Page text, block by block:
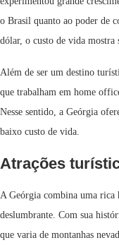
o Brasil quanto ao poder de
dólar, o custo de vida mostra
Além de ser um destino
que trabalham em home
Nesse sentido, a Geórgia
baixo custo de vida.
Atrações
A Geórgia combina uma rica
deslumbrante. Com sua
que varia de montanhas